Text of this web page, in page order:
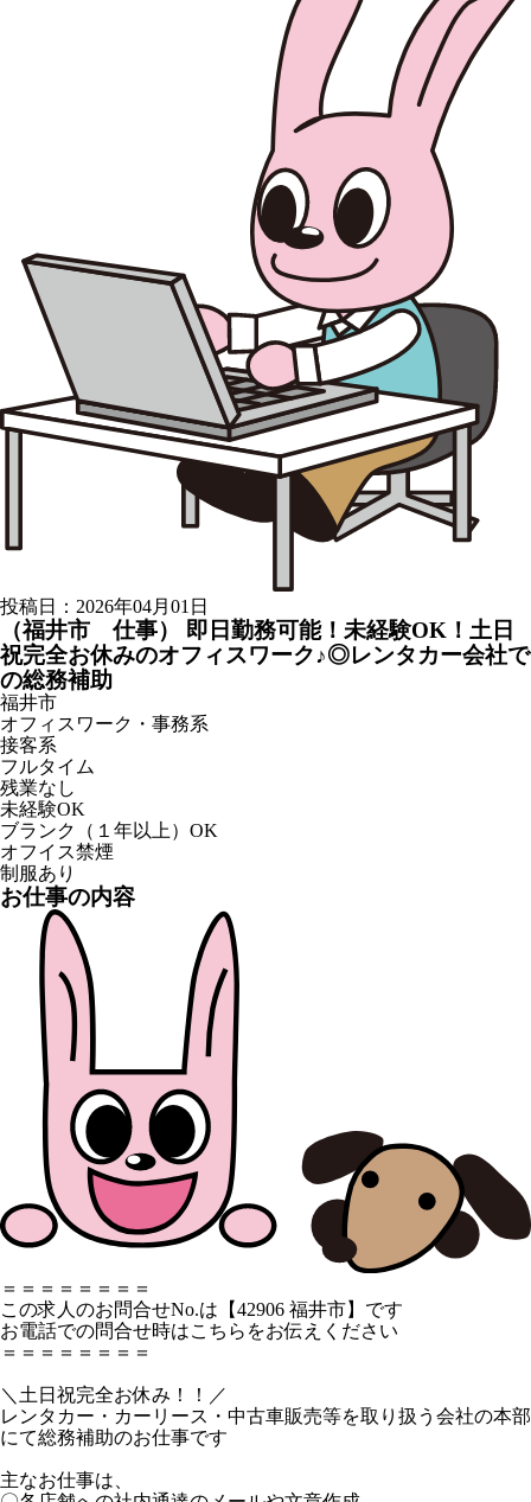
投稿日：2026年04月01日
（福井市 仕事） 即日勤務可能！未経験OK！土日
祝完全お休みのオフィスワーク♪◎レンタカー会社で
の総務補助
福井市
オフィスワーク・事務系
接客系
フルタイム
残業なし
未経験OK
ブランク（１年以上）OK
オフイス禁煙
制服あり
お仕事の内容
＝＝＝＝＝＝＝＝
この求人のお問合せNo.は【42906 福井市】です
お電話での問合せ時はこちらをお伝えください
＝＝＝＝＝＝＝＝
＼土日祝完全お休み！！／
レンタカー・カーリース・中古車販売等を取り扱う会社の本部
にて総務補助のお仕事です
主なお仕事は、